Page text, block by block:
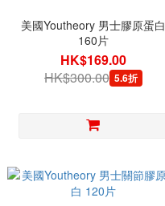
美國Youtheory 男士膠原蛋白
160片
HK$169.00
HK$300.00 5.6折